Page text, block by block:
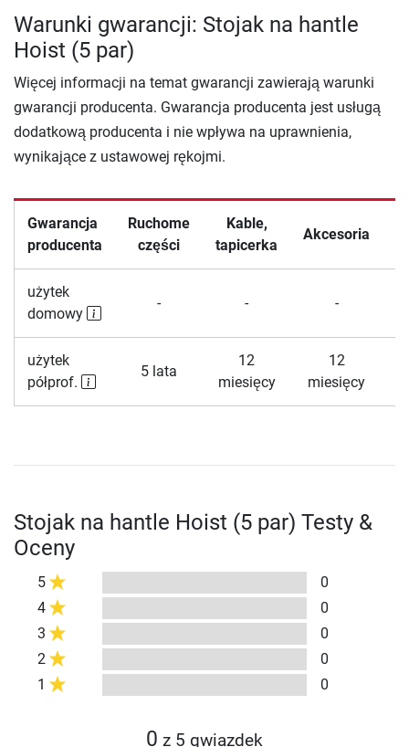
Warunki gwarancji: Stojak na hantle
Hoist (5 par)
Więcej informacji na temat gwarancji zawierają warunki
gwarancji producenta. Gwarancja producenta jest usługą
dodatkową producenta i nie wpływa na uprawnienia,
wynikające z ustawowej rękojmi.
Gwarancja
producenta
Ruchome
części
Kable,
tapicerka
Akcesoria
użytek
domowy
- - -
użytek
półprof.
5 lata
12
miesięcy
12
miesięcy
Stojak na hantle Hoist (5 par) Testy &
Oceny
5
0
4
0
3
0
2
0
1
0
0 z 5 gwiazdek